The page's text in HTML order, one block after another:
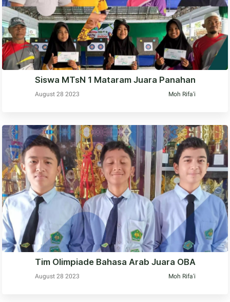
Siswa MTsN 1 Mataram Juara Panahan
August 28 2023 Moh Rifa'i
Tim Olimpiade Bahasa Arab Juara OBA
August 28 2023 Moh Rifa'i